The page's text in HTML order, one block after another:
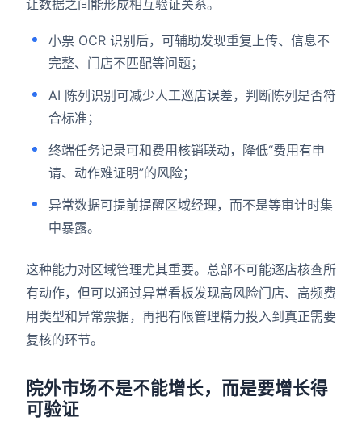
让数据之间能形成相互验证关系。
小票 OCR 识别后，可辅助发现重复上传、信息不
完整、门店不匹配等问题；
AI 陈列识别可减少人工巡店误差，判断陈列是否符
合标准；
终端任务记录可和费用核销联动，降低“费用有申
请、动作难证明”的风险；
异常数据可提前提醒区域经理，而不是等审计时集
中暴露。
这种能力对区域管理尤其重要。总部不可能逐店核查所
有动作，但可以通过异常看板发现高风险门店、高频费
用类型和异常票据，再把有限管理精力投入到真正需要
复核的环节。
院外市场不是不能增长，而是要增长得
可验证